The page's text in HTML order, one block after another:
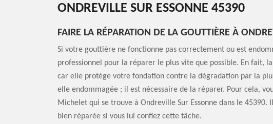
ONDREVILLE SUR ESSONNE 45390
FAIRE LA RÉPARATION DE LA GOUTTIÈRE À
Si votre gouttière ne fonctionne pas correctement ou est
professionnel pour la réparer le plus vite que possible. En fait,
car elle protège votre fondation contre la dégradation par la
elle endommagée ; il est nécessaire de la réparer. Pour cela,
Michelet qui se trouve à Ondreville Sur Essonne dans le
bien réparée si vous lui confiez cette tâche.